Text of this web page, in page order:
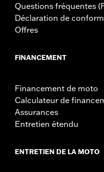
Questions fréquentes
Déclaration de
Offres
FINANCEMENT
Financement de moto
Calculateur de
Assurances
Entretien étendu
ENTRETIEN DE LA MOTO